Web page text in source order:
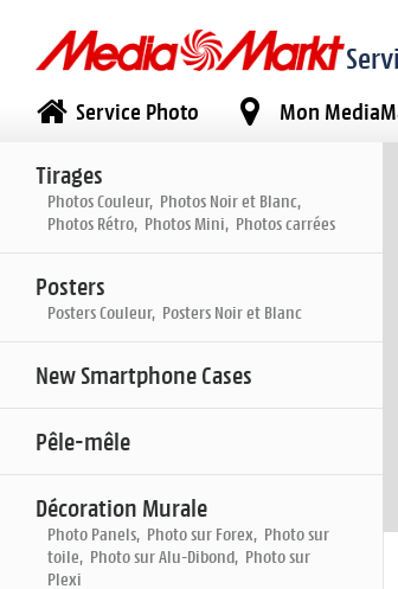
Service Photo Mon
Tirages
Photos Couleur, Photos Noir et Blanc,
Photos Rétro, Photos Mini, Photos carrées
Posters
Posters Couleur, Posters Noir et Blanc
New Smartphone Cases
Pêle-mêle
Décoration Murale
Photo Panels, Photo sur Forex, Photo sur
toile, Photo sur Alu-Dibond, Photo sur
Plexi